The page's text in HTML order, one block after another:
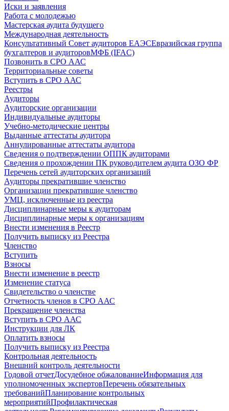
Иски и заявления
Работа с молодежью
Мастерская аудита будущего
Международная деятельность
Консультативный Совет аудиторов ЕАЭСЕвразийская группа
бухгалтеров и аудиторовМФБ (IFAC)
Позвонить в СРО ААС
Территориальные советы
Вступить в СРО ААС
Реестры
Аудиторы
Аудиторские организации
Индивидуальные аудиторы
Учебно-методические центры
Выданные аттестаты аудитора
Аннулированные аттестаты аудитора
Сведения о подтверждении ОППК аудиторами
Сведения о прохождении ПК руководителем аудита ОЗО ФР
Перечень сетей аудиторских организаций
Аудиторы прекратившие членство
Организации прекратившие членство
УМЦ, исключенные из реестра
Дисциплинарные меры к аудиторам
Дисциплинарные меры к организациям
Внести изменения в Реестр
Получить выписку из Реестра
Членство
Вступить
Взносы
Внести изменение в реестр
Изменение статуса
Свидетельство о членстве
Отчетность членов в СРО ААС
Прекращение членства
Вступить в СРО ААС
Инструкции для ЛК
Оплатить взносы
Получить выписку из Реестра
Контрольная деятельность
Внешний контроль деятельности
Годовой отчетДосудебное обжалованиеИнформация для
уполномоченных экспертовПеречень обязательных
требованийПланирование контрольных
мероприятийПрофилактическая